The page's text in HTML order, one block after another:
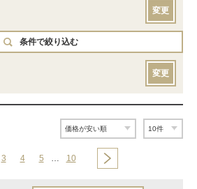
変更
条件で絞り込む
変更
3 4 5 … 10